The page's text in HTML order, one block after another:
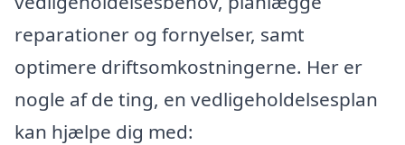
reparationer og fornyelser, samt
optimere driftsomkostningerne. Her er
nogle af de ting, en vedligeholdelsesplan
kan hjælpe dig med: